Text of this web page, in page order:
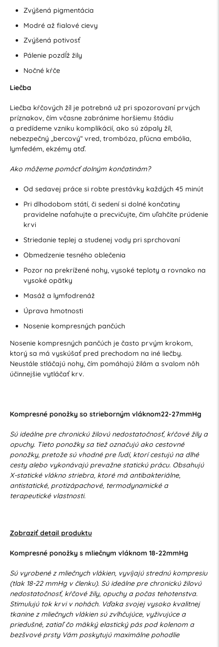
Zvýšená pigmentácia
Modré až fialové cievy
Zvýšená potivosť
Pálenie pozdĺž žily
Nočné kŕče
Liečba
Liečba kŕčových žíl je potrebná už pri spozorovaní prvých
príznakov, čím včasne zabránime horšiemu štádiu
a predídeme vzniku komplikácií, ako sú zápaly žíl,
nebezpečný „bercový“ vred, trombóza, pľúcna embólia,
lymfedém, ekzémy atď.
Ako môžeme pomôcť dolným končatinám?
Od sedavej práce si robte prestávky každých 45 minút
Pri dlhodobom státí, či sedení si dolné končatiny
pravidelne naťahujte a precvičujte, čim uľahčíte prúdenie
krvi
Striedanie teplej a studenej vody pri sprchovaní
Obmedzenie tesného oblečenia
Pozor na prekrížené nohy, vysoké teploty a rovnako na
vysoké opätky
Masáž a lymfodrenáž
Úprava hmotnosti
Nosenie kompresných pančúch
Nosenie kompresných pančúch je často prvým krokom,
ktorý sa má vyskúšať pred prechodom na iné liečby.
Neustále stláčajú nohy, čím pomáhajú žilám a svalom nôh
účinnejšie vytláčať krv.
Kompresné ponožky so strieborným vláknom22-27mmHg
Sú ideálne pre chronickú žilovú nedostatočnosť, kŕčové žily a
opuchy. Tieto ponožky sa tiež označujú ako cestovné
ponožky, pretože sú vhodné pre ľudí, ktorí cestujú na dlhé
cesty alebo vykonávajú prevažne statickú prácu. Obsahujú
X-statické vlákno striebra, ktoré má antibakteriálne,
antistatické, protizápachové, termodynamické a
terapeutické vlastnosti.
Zobraziť detail produktu
Kompresné ponožky s mliečnym vláknom 18-22mmHg
Sú vyrobené z mliečnych vlákien, vyvíjajú strednú kompresiu
(tlak 18-22 mmHg v členku). Sú ideálne pre chronickú žilovú
nedostatočnosť, kŕčové žily, opuchy a počas tehotenstva.
Stimulujú tok krvi v nohách. Vďaka svojej vysoko kvalitnej
tkanine z mliečnych vlákien sú zvlhčujúce, vyživujúce a
priedušné, zatiaľ čo mäkký elastický pás pod kolenom a
bezšvové prsty Vám poskytujú maximálne pohodlie